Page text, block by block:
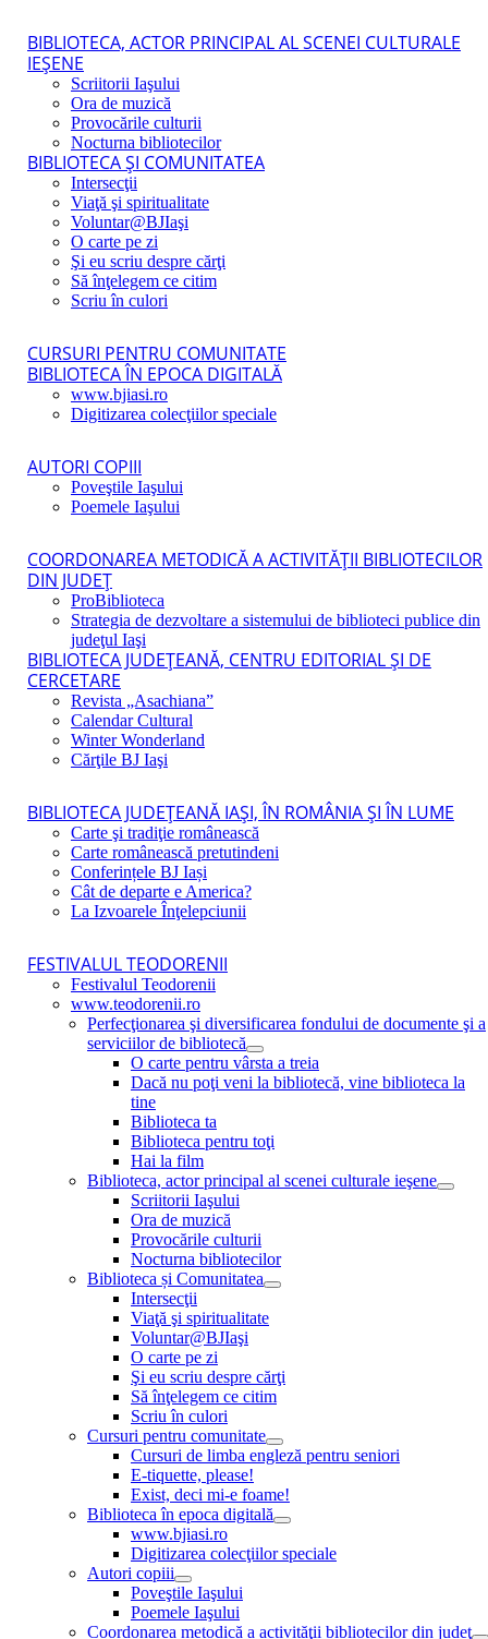
BIBLIOTECA, ACTOR PRINCIPAL AL SCENEI CULTURALE
IEŞENE
Scriitorii Iaşului
Ora de muzică
Provocările culturii
Nocturna bibliotecilor
BIBLIOTECA ŞI COMUNITATEA
Intersecţii
Viaţă şi spiritualitate
Voluntar@BJIaşi
O carte pe zi
Şi eu scriu despre cărţi
Să înţelegem ce citim
Scriu în culori
CURSURI PENTRU COMUNITATE
BIBLIOTECA ÎN EPOCA DIGITALĂ
www.bjiasi.ro
Digitizarea colecţiilor speciale
AUTORI COPIII
Poveştile Iaşului
Poemele Iaşului
COORDONAREA METODICĂ A ACTIVITĂŢII BIBLIOTECILOR
DIN JUDEŢ
ProBiblioteca
Strategia de dezvoltare a sistemului de biblioteci publice din
judeţul Iaşi
BIBLIOTECA JUDEŢEANĂ, CENTRU EDITORIAL ŞI DE
CERCETARE
Revista „Asachiana”
Calendar Cultural
Winter Wonderland
Cărţile BJ Iaşi
BIBLIOTECA JUDEŢEANĂ IAŞI, ÎN ROMÂNIA ŞI ÎN LUME
Carte şi tradiţie românească
Carte românească pretutindeni
Conferințele BJ Iași
Cât de departe e America?
La Izvoarele Înţelepciunii
FESTIVALUL TEODORENII
Festivalul Teodorenii
www.teodorenii.ro
Perfecţionarea şi diversificarea fondului de documente şi a
serviciilor de bibliotecă
O carte pentru vârsta a treia
Dacă nu poţi veni la bibliotecă, vine biblioteca la
tine
Biblioteca ta
Biblioteca pentru toţi
Hai la film
Biblioteca, actor principal al scenei culturale ieşene
Scriitorii Iaşului
Ora de muzică
Provocările culturii
Nocturna bibliotecilor
Biblioteca și Comunitatea
Intersecţii
Viaţă şi spiritualitate
Voluntar@BJIaşi
O carte pe zi
Şi eu scriu despre cărţi
Să înţelegem ce citim
Scriu în culori
Cursuri pentru comunitate
Cursuri de limba engleză pentru seniori
E-tiquette, please!
Exist, deci mi-e foame!
Biblioteca în epoca digitală
www.bjiasi.ro
Digitizarea colecţiilor speciale
Autori copiii
Poveştile Iaşului
Poemele Iaşului
Coordonarea metodică a activităţii bibliotecilor din judeţ